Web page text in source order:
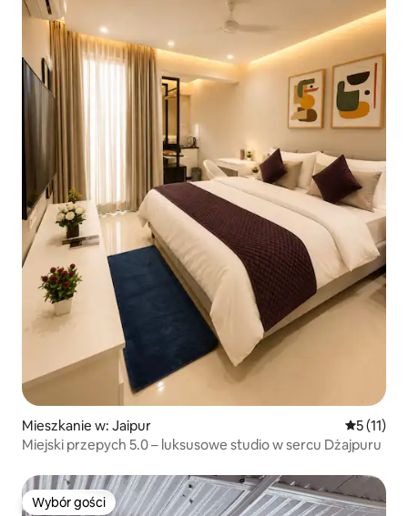
Mieszkanie w: Jaipur Średnia
5 (11)
Miejski przepych 5.0 – luksusowe studio w sercu Dżajpuru
Wybór gości
Wybór gości